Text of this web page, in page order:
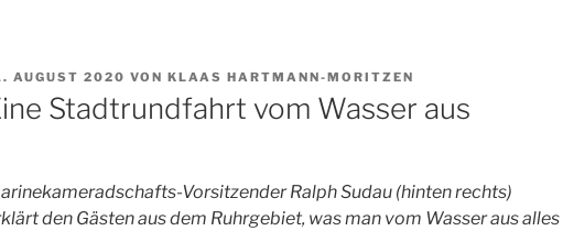
AUGUST 2020 VON KLAAS HARTMANN-MORITZEN
Stadtrundfahrt vom Wasser aus
Vorsitzender Ralph Sudau (hinten rechts)
den Gästen aus dem Ruhrgebiet, was man vom Wasser aus alles